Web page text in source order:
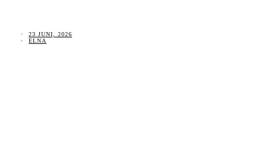
23 JUNI, 2026
ELNA